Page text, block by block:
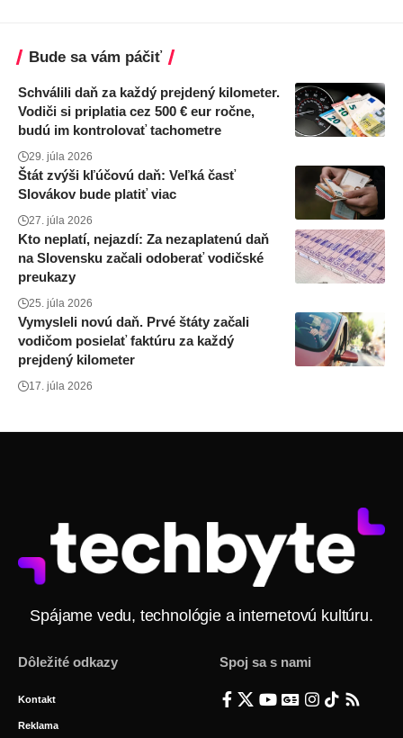
Bude sa vám páčiť
Schválili daň za každý prejdený kilometer.
Vodiči si priplatia cez 500 € eur ročne,
budú im kontrolovať tachometre
29. júla 2026
Štát zvýši kľúčovú daň: Veľká časť
Slovákov bude platiť viac
27. júla 2026
Kto neplatí, nejazdí: Za nezaplatenú daň
na Slovensku začali odoberať vodičské
preukazy
25. júla 2026
Vymysleli novú daň. Prvé štáty začali
vodičom posielať faktúru za každý
prejdený kilometer
17. júla 2026
Spájame vedu, technológie a internetovú kultúru.
Dôležité odkazy
Kontakt
Reklama
Spoj sa s nami